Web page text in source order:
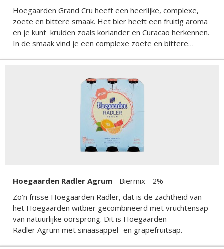
Hoegaarden Grand Cru heeft een heerlijke, complexe,
zoete en bittere smaak. Het bier heeft een fruitig aroma
en je kunt kruiden zoals koriander en Curacao herkennen.
In de smaak vind je een complexe zoete en bittere
Hoegaarden Radler Agrum - Biermix - 2%
Zo’n frisse Hoegaarden Radler, dat is de zachtheid van
het Hoegaarden witbier gecombineerd met vruchtensap
van natuurlijke oorsprong. Dit is Hoegaarden
Radler Agrum met sinaasappel- en grapefruitsap.